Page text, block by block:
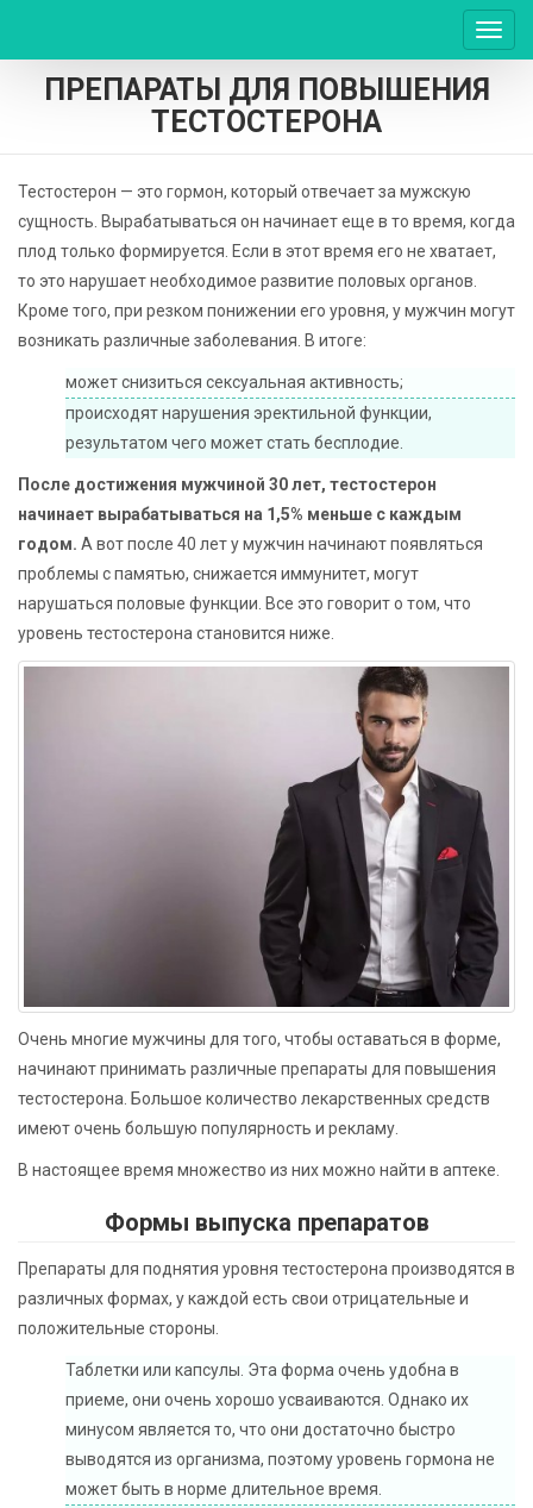
ПРЕПАРАТЫ ДЛЯ ПОВЫШЕНИЯ
ТЕСТОСТЕРОНА
Тестостерон — это гормон, который отвечает за мужскую
сущность. Вырабатываться он начинает еще в то время, когда
плод только формируется. Если в этот время его не хватает,
то это нарушает необходимое развитие половых органов.
Кроме того, при резком понижении его уровня, у мужчин могут
возникать различные заболевания. В итоге:
может снизиться сексуальная активность;
происходят нарушения эректильной функции,
результатом чего может стать бесплодие.
После достижения мужчиной 30 лет, тестостерон
начинает вырабатываться на 1,5% меньше с каждым
годом. А вот после 40 лет у мужчин начинают появляться
проблемы с памятью, снижается иммунитет, могут
нарушаться половые функции. Все это говорит о том, что
уровень тестостерона становится ниже.
Очень многие мужчины для того, чтобы оставаться в форме,
начинают принимать различные препараты для повышения
тестостерона. Большое количество лекарственных средств
имеют очень большую популярность и рекламу.
В настоящее время множество из них можно найти в аптеке.
Формы выпуска препаратов
Препараты для поднятия уровня тестостерона производятся в
различных формах, у каждой есть свои отрицательные и
положительные стороны.
Таблетки или капсулы. Эта форма очень удобна в
приеме, они очень хорошо усваиваются. Однако их
минусом является то, что они достаточно быстро
выводятся из организма, поэтому уровень гормона не
может быть в норме длительное время.